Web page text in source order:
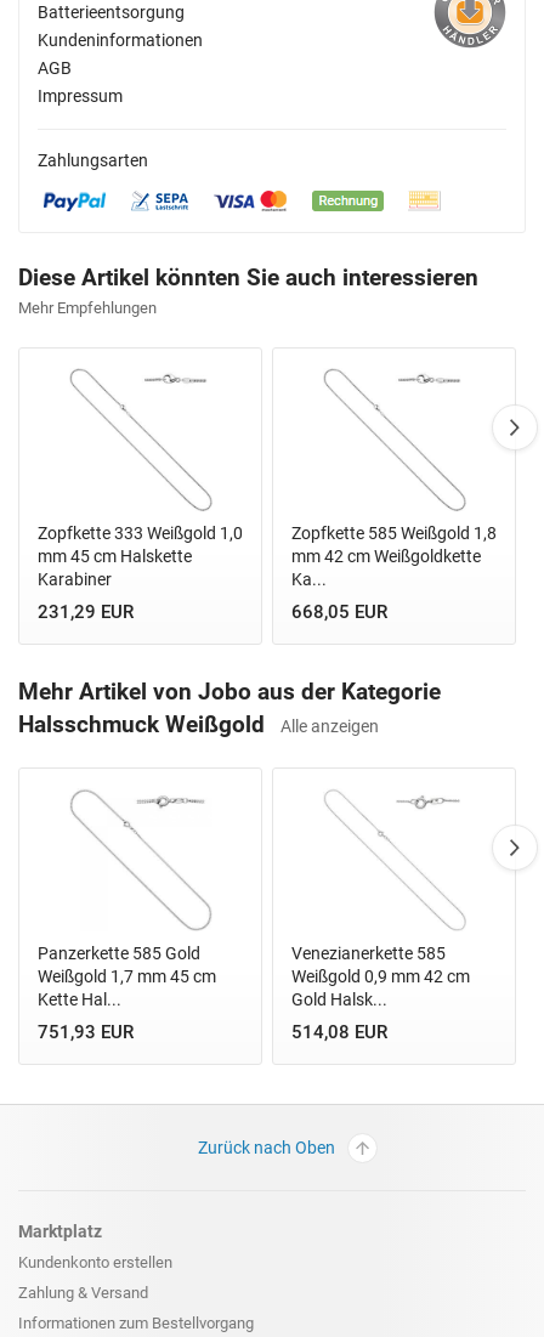
Batterieentsorgung
Kundeninformationen
AGB
Impressum
Zahlungsarten
Diese Artikel könnten Sie auch interessieren
Mehr Empfehlungen
Zopfkette 333 Weißgold 1,0
mm 45 cm Halskette
Karabiner
231,29 EUR
Zopfkette 585 Weißgold 1,8
mm 42 cm Weißgoldkette
Ka...
668,05 EUR
Mehr Artikel von Jobo aus der Kategorie
Halsschmuck Weißgold
Alle anzeigen
Panzerkette 585 Gold
Weißgold 1,7 mm 45 cm
Kette Hal...
751,93 EUR
Venezianerkette 585
Weißgold 0,9 mm 42 cm
Gold Halsk...
514,08 EUR
Zurück nach Oben
Marktplatz
Kundenkonto erstellen
Zahlung & Versand
Informationen zum Bestellvorgang